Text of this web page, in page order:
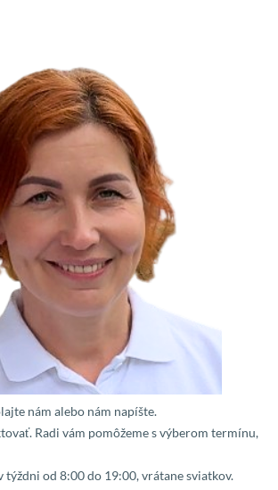
nám alebo nám napíšte.
Radi vám pomôžeme s výberom termínu,
týždni od 8:00 do 19:00, vrátane sviatkov.